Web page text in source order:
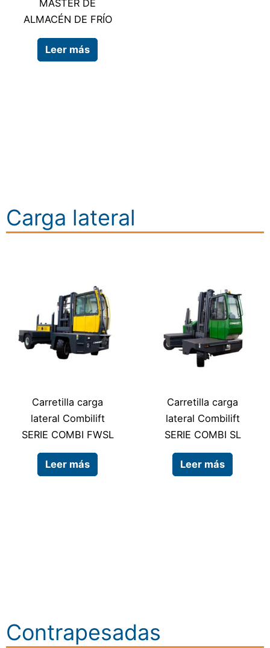
MASTER DE
ALMACÉN DE FRÍO
Leer más
Carga lateral
Carretilla carga
lateral Combilift
SERIE COMBI FWSL
Leer más
Carretilla carga
lateral Combilift
SERIE COMBI SL
Leer más
Contrapesadas